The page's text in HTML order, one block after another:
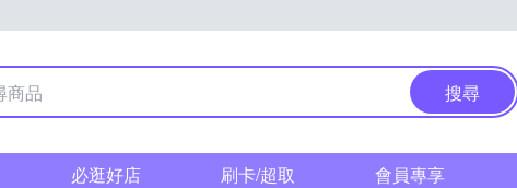
搜尋
必逛好店 刷卡/超取 會員專享